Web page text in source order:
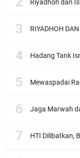
Riyadhoh dan Istighotsah MWC
RIYADHOH DAN ISTIGHOTSAH
Hadang Tank
Mewaspadai
Jaga Marwah dan
HTI Dilibatkan,